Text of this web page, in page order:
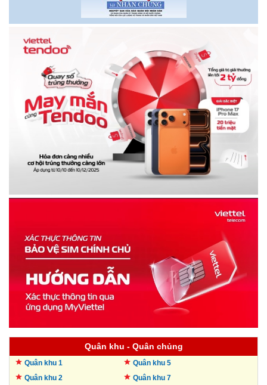
Quân khu - Quân chủng
Quân khu 1
Quân khu 2
Quân khu 5
Quân khu 7